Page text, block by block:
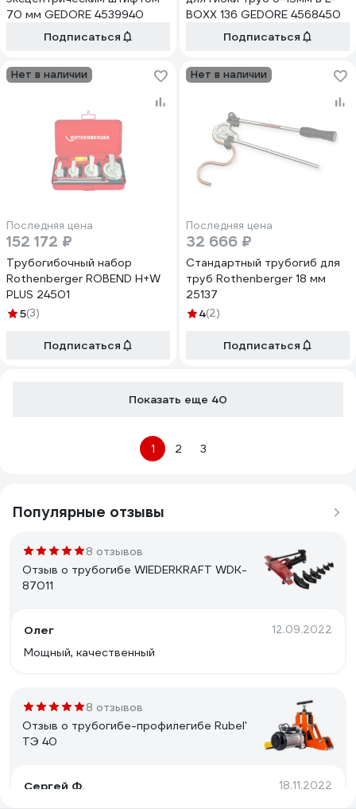
70 мм GEDORE 4539940
Подписаться
BOXX 136 GEDORE 4568450
Подписаться
Нет в наличии
Последняя цена
152 172 ₽
Трубогибочный набор
Rothenberger ROBEND H+W
PLUS 24501
5(3)
Подписаться
Нет в наличии
Последняя цена
32 666 ₽
Стандартный трубогиб для
труб Rothenberger 18 мм
25137
4(2)
Подписаться
Показать еще 40
1 2 3
Популярные отзывы
8 отзывов
Отзыв о трубогибе WIEDERKRAFT WDK-
87011
Олег 12.09.2022
Мощный, качественный
8 отзывов
Отзыв о трубогибе-профилегибе Rubel'
ТЭ 40
Сергей Ф. 18.11.2022